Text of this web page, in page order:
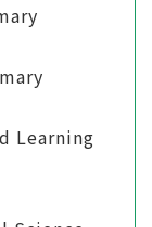
Learning